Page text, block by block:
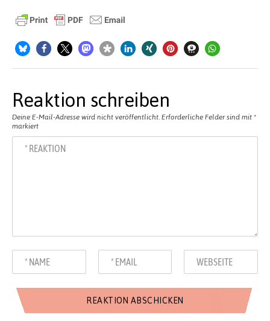
Reaktion schreiben
Deine E-Mail-Adresse wird nicht veröffentlicht. Erforderliche Felder sind mit *
markiert